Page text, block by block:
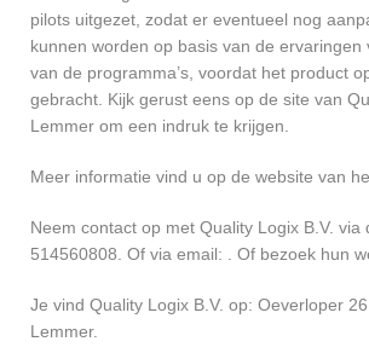
pilots uitgezet, zodat er eventueel nog
kunnen worden op basis van de ervaringen
van de programma’s, voordat het product
gebracht. Kijk gerust eens op de site van
Lemmer om een indruk te krijgen.
Meer informatie vind u op de website van
Neem contact op met Quality Logix B.V. via
514560808. Of via email:
. Of bezoek hun
Je vind Quality Logix B.V. op: Oeverloper
Lemmer.